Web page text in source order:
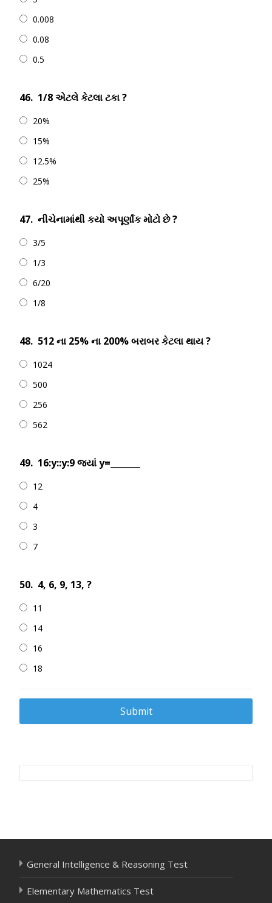
0.008
0.08
0.5
46. 1/8 એટલે કેટલા ટકા ?
20%
15%
12.5%
25%
47. નીચેનામાંથી કયો અપૂર્ણાંક મોટો છે ?
3/5
1/3
6/20
1/8
48. 512 ના 25% ના 200% બરાબર કેટલા થાય ?
1024
500
256
562
49. 16:y::y:9 જ્યાં y=_______
12
4
3
7
50. 4, 6, 9, 13, ?
11
14
16
18
Post
General Intelligence & Reasoning Test
Elementary Mathematics Test